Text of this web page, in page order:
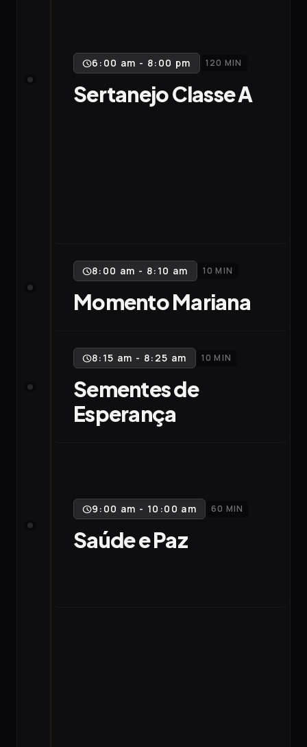
schedule6:00 am - 8:00 pm 120 MIN
Sertanejo Classe A
schedule8:00 am - 8:10 am 10 MIN
Momento Mariana
schedule8:15 am - 8:25 am 10 MIN
Sementes de
Esperança
schedule9:00 am - 10:00 am 60 MIN
Saúde e Paz